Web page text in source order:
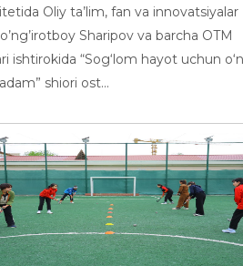
Oliy ta’lim, fan va innovatsiyalar
Sharipov va barcha OTM
ishtirokida “Sog‘lom hayot uchun o‘n
shiori ost...